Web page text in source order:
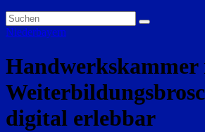
Niederbayern
Handwerkskammer
digital erlebbar